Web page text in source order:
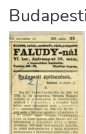
Statistics
About us